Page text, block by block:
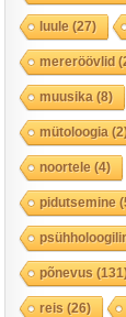
luule (27)
mereröövlid
muusika (8)
mütoloogia
noortele (4)
pidutsemine
põnevus
reis (26)